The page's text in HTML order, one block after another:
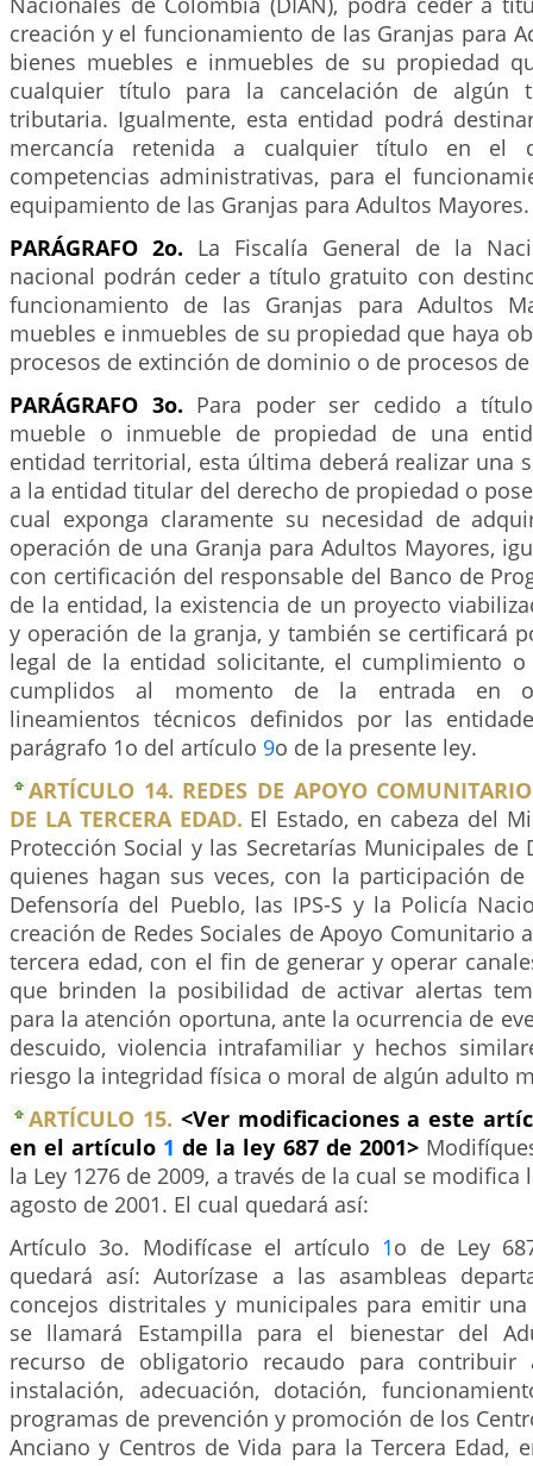
creación y el funcionamiento de las Granjas para
bienes muebles e inmuebles de su propiedad
cualquier título para la cancelación de algún
tributaria. Igualmente, esta entidad podrá
mercancía retenida a cualquier título en el
competencias administrativas, para el
equipamiento de las Granjas para Adultos Mayores.
PARÁGRAFO 2o. La Fiscalía General de la
nacional podrán ceder a título gratuito con
funcionamiento de las Granjas para Adultos
muebles e inmuebles de su propiedad que haya
procesos de extinción de dominio o de procesos
PARÁGRAFO 3o. Para poder ser cedido a
mueble o inmueble de propiedad de una
entidad territorial, esta última deberá realizar una
a la entidad titular del derecho de propiedad o
cual exponga claramente su necesidad de
operación de una Granja para Adultos Mayores,
con certificación del responsable del Banco de
de la entidad, la existencia de un proyecto
y operación de la granja, y también se certificará
legal de la entidad solicitante, el cumplimiento
cumplidos al momento de la entrada en
lineamientos técnicos definidos por las
parágrafo 1o del artículo 9o de la presente ley.
ARTÍCULO 14. REDES DE APOYO
DE LA TERCERA EDAD. El Estado, en cabeza del
Protección Social y las Secretarías Municipales de
quienes hagan sus veces, con la participación de
Defensoría del Pueblo, las IPS-S y la Policía
creación de Redes Sociales de Apoyo Comunitario
tercera edad, con el fin de generar y operar
que brinden la posibilidad de activar alertas
para la atención oportuna, ante la ocurrencia de
descuido, violencia intrafamiliar y hechos
riesgo la integridad física o moral de algún adulto
ARTÍCULO 15. <Ver modificaciones a este
en el artículo 1 de la ley 687 de 2001>
la Ley 1276 de 2009, a través de la cual se modifica
agosto de 2001. El cual quedará así:
Artículo 3o. Modifícase el artículo 1o de Ley
quedará así: Autorízase a las asambleas
concejos distritales y municipales para emitir
se llamará Estampilla para el bienestar del
recurso de obligatorio recaudo para contribuir
instalación, adecuación, dotación,
programas de prevención y promoción de los
Anciano y Centros de Vida para la Tercera Edad,